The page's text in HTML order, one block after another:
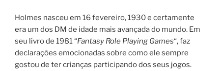
Holmes nasceu em 16 fevereiro, 1930 e certamente
era um dos DM de idade mais avançada do mundo. Em
seu livro de 1981 “Fantasy Role Playing Games“, faz
declarações emocionadas sobre como ele sempre
gostou de ter crianças participando dos seus jogos.